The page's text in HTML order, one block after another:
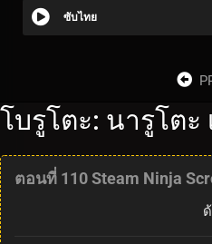
ซับไทย
โบรูโตะ: นารูโตะ
ตอนที่ 110 Steam Ninja